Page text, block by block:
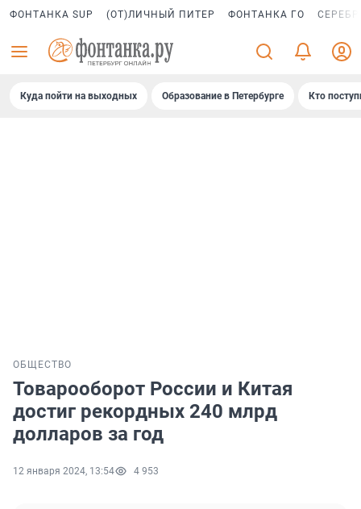
ФОНТАНКА SUP (ОТ)ЛИЧНЫЙ ПИТЕР ФОНТАНКА ГО
Куда пойти на выходных Образование в Петербурге Кто
ОБЩЕСТВО
Товарооборот России и Китая
достиг рекордных 240 млрд
долларов за год
12 января 2024, 13:54 4 953